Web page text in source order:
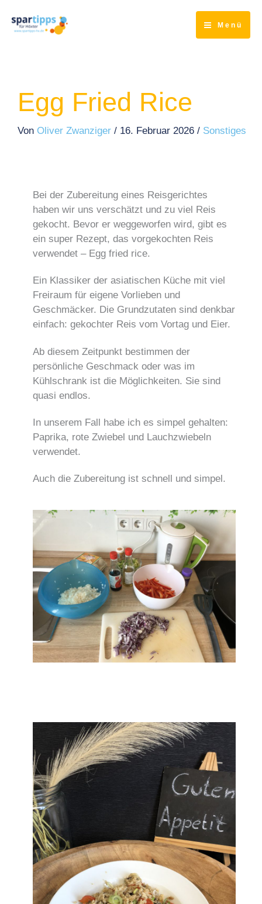
Inhalt
springen
Menü
Egg Fried Rice
Von Oliver Zwanziger / 16. Februar 2026 / Sonstiges
Bei der Zubereitung eines Reisgerichtes
haben wir uns verschätzt und zu viel Reis
gekocht. Bevor er weggeworfen wird, gibt es
ein super Rezept, das vorgekochten Reis
verwendet – Egg fried rice.
Ein Klassiker der asiatischen Küche mit viel
Freiraum für eigene Vorlieben und
Geschmäcker. Die Grundzutaten sind denkbar
einfach: gekochter Reis vom Vortag und Eier.
Ab diesem Zeitpunkt bestimmen der
persönliche Geschmack oder was im
Kühlschrank ist die Möglichkeiten. Sie sind
quasi endlos.
In unserem Fall habe ich es simpel gehalten:
Paprika, rote Zwiebel und Lauchzwiebeln
verwendet.
Auch die Zubereitung ist schnell und simpel.